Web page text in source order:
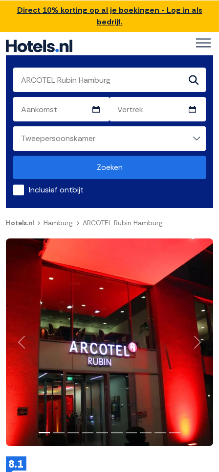
Direct 10% korting op al je boekingen - Log in als
bedrijf.
Zoeken
Inclusief ontbijt
Hotels.nl Hamburg ARCOTEL Rubin Hamburg
8.1